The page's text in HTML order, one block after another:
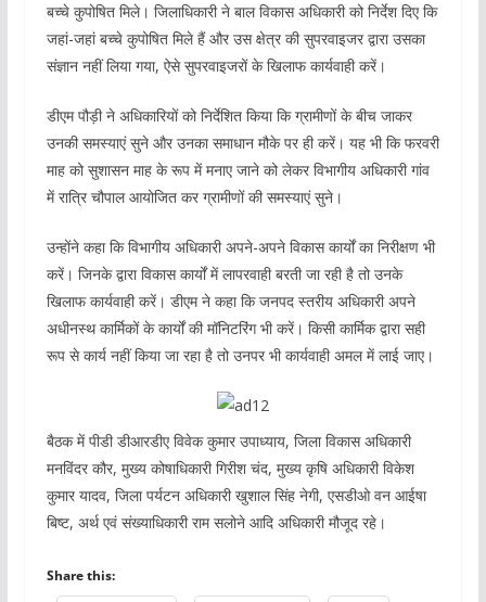
बच्चे कुपोषित मिले। जिलाधिकारी ने बाल विकास अधिकारी को निर्देश दिए कि
जहां-जहां बच्चे कुपोषित मिले हैं और उस क्षेत्र की सुपरवाइजर द्वारा उसका
संज्ञान नहीं लिया गया, ऐसे सुपरवाइजरों के खिलाफ कार्यवाही करें।
डीएम पौड़ी ने अधिकारियों को निर्देशित किया कि ग्रामीणों के बीच जाकर
उनकी समस्याएं सुने और उनका समाधान मौके पर ही करें। यह भी कि फरवरी
माह को सुशासन माह के रूप में मनाए जाने को लेकर विभागीय अधिकारी गांव
में रात्रि चौपाल आयोजित कर ग्रामीणों की समस्याएं सुने।
उन्होंने कहा कि विभागीय अधिकारी अपने-अपने विकास कार्यों का निरीक्षण भी
करें। जिनके द्वारा विकास कार्यों में लापरवाही बरती जा रही है तो उनके
खिलाफ कार्यवाही करें। डीएम ने कहा कि जनपद स्तरीय अधिकारी अपने
अधीनस्थ कार्मिकों के कार्यों की मॉनिटरिंग भी करें। किसी कार्मिक द्वारा सही
रूप से कार्य नहीं किया जा रहा है तो उनपर भी कार्यवाही अमल में लाई जाए।
बैठक में पीडी डीआरडीए विवेक कुमार उपाध्याय, जिला विकास अधिकारी
मनविंदर कौर, मुख्य कोषाधिकारी गिरीश चंद, मुख्य कृषि अधिकारी विकेश
कुमार यादव, जिला पर्यटन अधिकारी खुशाल सिंह नेगी, एसडीओ वन आईषा
बिष्ट, अर्थ एवं संख्याधिकारी राम सलोने आदि अधिकारी मौजूद रहे।
Share this: